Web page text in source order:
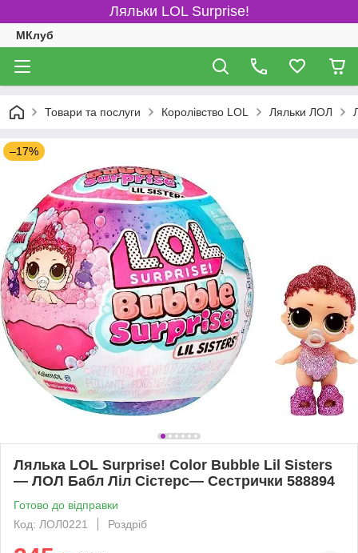
Ляльки LOL Surprise!
МКлуб
Товари та послуги Королівство LOL Ляльки ЛОЛ
–17%
Лялька LOL Surprise! Color Bubble Lil Sisters
— ЛОЛ Бабл Ліл Сістерс— Сестрички 588894
Готово до відправки
Код: ЛОЛ0221
Роздріб